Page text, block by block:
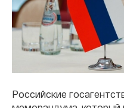
Российские